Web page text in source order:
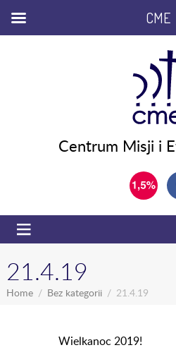
Centrum Misji i
21.4.19
Home Bez kategorii 21.4.19
Wielkanoc 2019!
CME